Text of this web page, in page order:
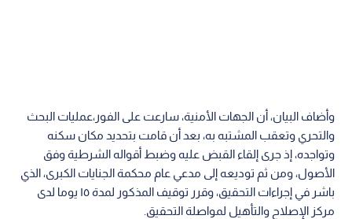
وأضاف البيان، أن الجهات الأمنية، سارعت على الفور،عمليات البحث
والتحري وتعقب المشتبه به، بعد أن قامت بتحديد مكان سكنه
وتواجده، إذ جرى إلقاء القبض عليه وضبط أقواله الشرطية وفق
الأصول، ومن ثم توديعه إلى مدعي عام محكمة الجنايات الكبرى، الذي
باشر في إجراءات التحقيق، وقرر توقيف المذكور لمدة ١٥ يوما لدى
مركز الإصلاح والتأهيل لمواصلة التحقيق.